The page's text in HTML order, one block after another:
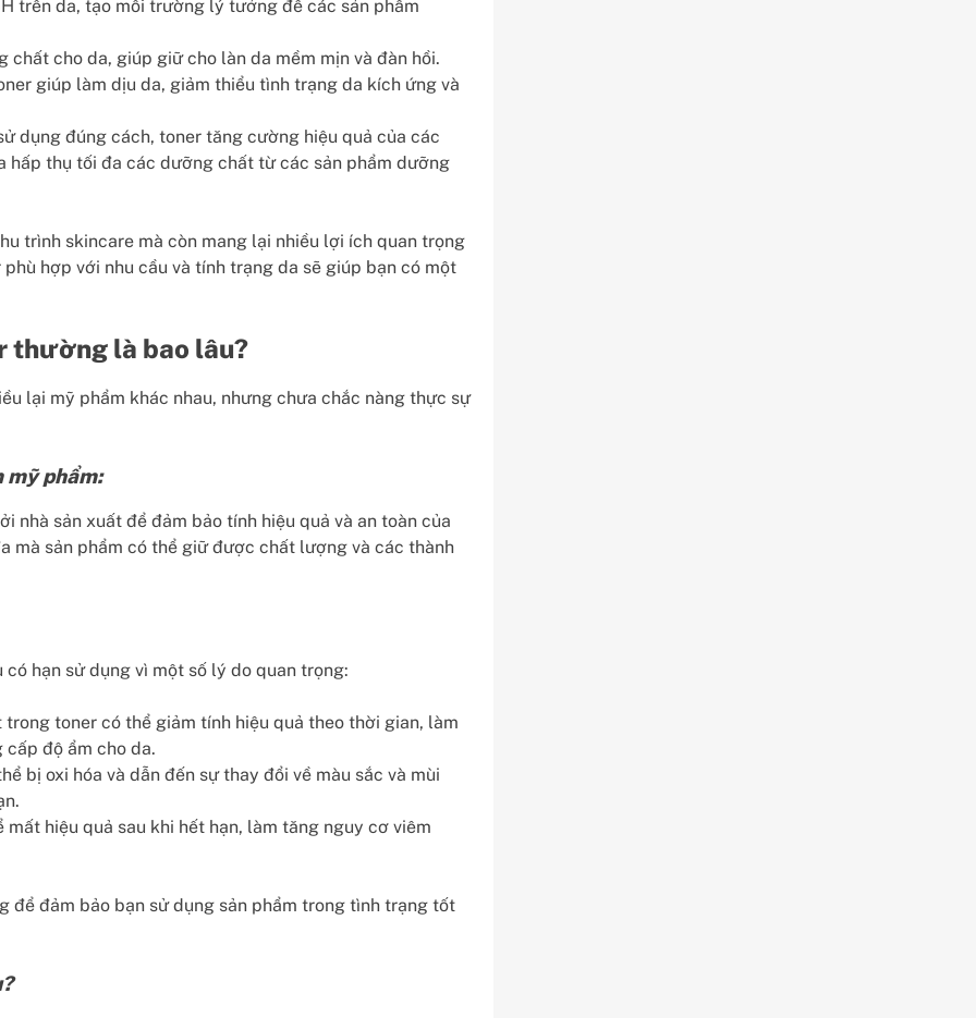
trên da, tạo môi trường lý tưởng để các sản phẩm
chất cho da, giúp giữ cho làn da mềm mịn và đàn hồi.
giúp làm dịu da, giảm thiểu tình trạng da kích ứng và
dụng đúng cách, toner tăng cường hiệu quả của các
hấp thụ tối đa các dưỡng chất từ các sản phẩm dưỡng
trình skincare mà còn mang lại nhiều lợi ích quan trọng
hợp với nhu cầu và tính trạng da sẽ giúp bạn có một
thường là bao lâu?
lại mỹ phẩm khác nhau, nhưng chưa chắc nàng thực sự
mỹ phẩm:
nhà sản xuất để đảm bảo tính hiệu quả và an toàn của
mà sản phẩm có thể giữ được chất lượng và các thành
hạn sử dụng vì một số lý do quan trọng:
toner có thể giảm tính hiệu quả theo thời gian, làm
cấp độ ẩm cho da.
bị oxi hóa và dẫn đến sự thay đổi về màu sắc và mùi
hiệu quả sau khi hết hạn, làm tăng nguy cơ viêm
để đảm bảo bạn sử dụng sản phẩm trong tình trạng tốt